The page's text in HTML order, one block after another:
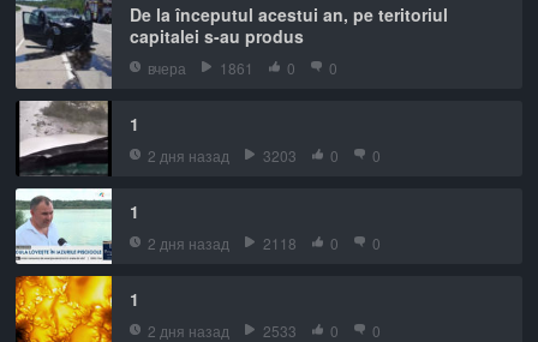
De la începutul acestui an, pe teritoriul
capitalei s-au produs
вчера 1861 0 0
1
2 дня назад 3203 0 0
1
2 дня назад 2118 0 0
1
2 дня назад 2533 0 0